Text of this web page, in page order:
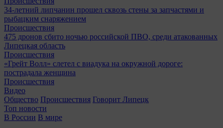
34-летний липчанин прошел сквозь стены за запчастями и
рыбацким снаряжением
Происшествия
475 дронов сбито ночью российской ПВО, среди атакованных
Липецкая область
Происшествия
«Грейт Волл» слетел с виадука на окружной дороге:
пострадала женщина
Происшествия
Видео
Общество Происшествия Говорит Липецк
Топ новости
В России В мире